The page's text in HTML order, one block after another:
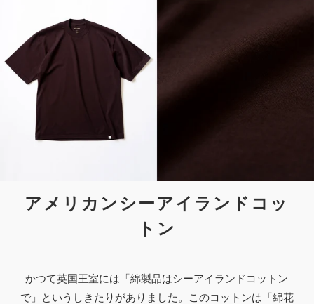
アメリカンシーアイランドコッ
トン
かつて英国王室には「綿製品はシーアイランドコットン
で」というしきたりがありました。このコットンは「綿花